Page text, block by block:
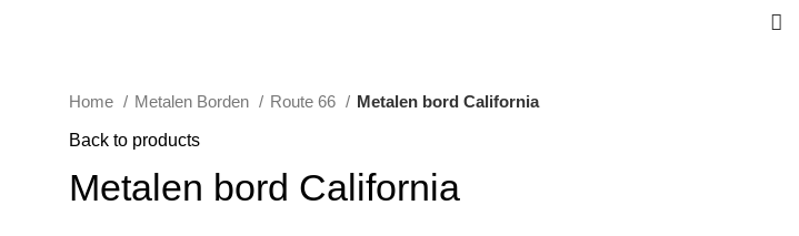
Home Metalen Borden Route 66 Metalen bord California
Back to products
Metalen bord California